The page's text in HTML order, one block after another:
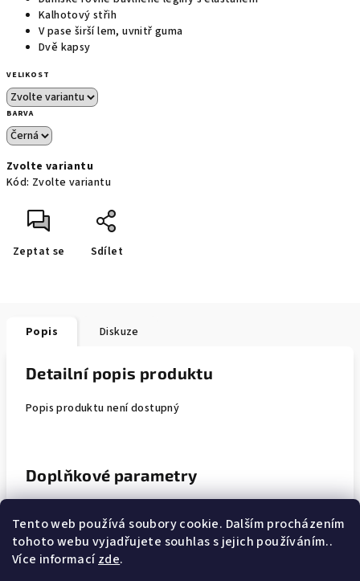
Tento web používá soubory cookie. Dalším procházením
tohoto webu vyjadřujete souhlas s jejich používáním..
Více informacízde.
Kalhotový střih
V pase širší lem, uvnitř guma
Dvě kapsy
VELIKOST
BARVA
Zvolte variantu
Kód: Zvolte variantu
Zeptat se Sdílet
Popis Diskuze
Detailní popis produktu
Popis produktu není dostupný
Doplňkové parametry
Kategorie:
Dámské legíny dlouhé
Materiál: 95% bavlna, 5% elastan